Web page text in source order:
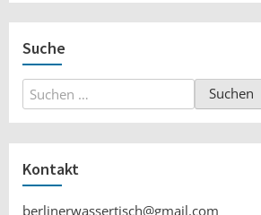
Suche
Suchen
nach:
Kontakt
berlinerwassertisch@gmail.com